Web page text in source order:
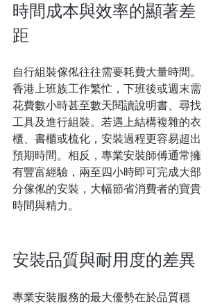
時間成本與效率的顯著差
距
自行組裝傢俬往往需要耗費大量時間。
香港上班族工作繁忙，下班後或週末需
花費數小時甚至數天閱讀說明書、尋找
工具及進行組裝。若遇上結構複雜的衣
櫃、書櫃或梳化，安裝過程更容易超出
預期時間。相反，專業安裝師傅通常擁
有豐富經驗，兩至四小時即可完成大部
分傢俬的安裝，大幅節省消費者的寶貴
時間與精力。
安裝品質與耐用度的差異
專業安裝服務的最大優勢在於品質穩